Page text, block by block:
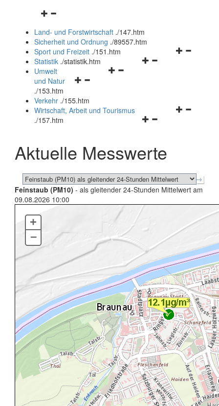
Navigationsmenü
und
schließen
Land- und Forstwirtschaft ./147.htm
Sicherheit und Ordnung ./89557.htm
Navigationsmenü
Sport und Freizeit ./151.htm
Navigationsmenü
Statistik ./statistik.htm
Navigationsmenü
und
schließen
Umwelt
und Natur
./153.htm
Verkehr ./155.htm
Navigationsmenü
schließen
Wirtschaft, Arbeit und Tourismus
./157.htm
Aktuelle Messwerte
Feinstaub (PM10) - als gleitender 24-Stunden Mittelwert am
09.08.2026 10:00
+
–